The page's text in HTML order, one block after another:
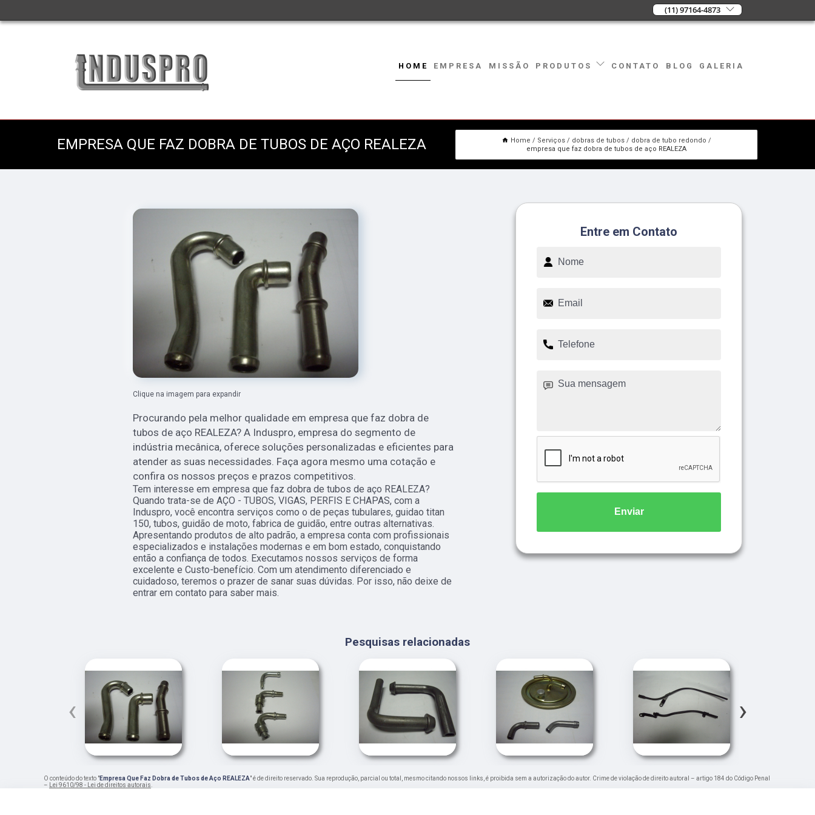
(11) 97164-4873
HOME EMPRESA MISSÃO PRODUTOS CONTATO BLOG GALERIA
EMPRESA QUE FAZ DOBRA DE TUBOS DE AÇO REALEZA Home Serviços dobras de tubos
dobra de tubo redondo
empresa que faz dobra de tubos de aço REALEZA
Clique na imagem para expandir
Procurando pela melhor qualidade em empresa que faz dobra de
tubos de aço REALEZA? A Induspro, empresa do segmento de
indústria mecânica, oferece soluções personalizadas e eficientes para
atender as suas necessidades. Faça agora mesmo uma cotação e
confira os nossos preços e prazos competitivos.
Tem interesse em empresa que faz dobra de tubos de aço REALEZA?
Quando trata-se de AÇO - TUBOS, VIGAS, PERFIS E CHAPAS, com a
Induspro, você encontra serviços como o de peças tubulares, guidao titan
150, tubos, guidão de moto, fabrica de guidão, entre outras alternativas.
Apresentando produtos de alto padrão, a empresa conta com profissionais
especializados e instalações modernas e em bom estado, conquistando
então a confiança de todos. Executamos nossos serviços de forma
excelente e Custo-benefício. Com um atendimento diferenciado e
cuidadoso, teremos o prazer de sanar suas dúvidas. Por isso, não deixe de
entrar em contato para saber mais.
Entre em Contato
Enviar
Pesquisas relacionadas
‹ ›
O conteúdo do texto "Empresa Que Faz Dobra de Tubos de Aço REALEZA" é de direito reservado. Sua reprodução, parcial ou total, mesmo citando nossos links, é proibida sem a autorização do autor. Crime de violação de direito autoral – artigo 184 do Código Penal
– Lei 9610/98 - Lei de direitos autorais.